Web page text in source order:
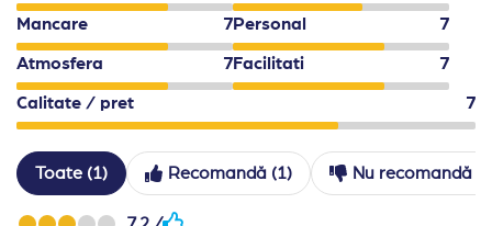
Mancare 7Personal 7
Atmosfera 7Facilitati 7
Calitate / pret 7
Toate (1) Recomandă (1) Nu recomandă